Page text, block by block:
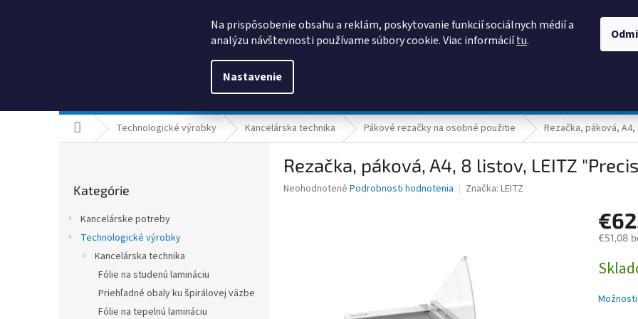
Na prispôsobenie obsahu a reklám, poskytovanie funkcií sociálnych médií a
analýzu návštevnosti používame súbory cookie. Viac informáciítu.
Nastavenie
Domov Technologické výrobky Kancelárska technika Pákové rezačky na osobné použitie Rezačka, páková,
kategórie
Kategórie
Kancelárske potreby
Technologické výrobky
Kancelárska technika
Fólie na studenú lamináciu
Priehľadné obaly ku špirálovej väzbe
Fólie na tepelnú lamináciu
Rezačka, páková, A4, 8 listov, LEITZ
Priemerné
Neohodnotené Podrobnosti hodnotenia Značka: LEITZ
€51,08
cena: